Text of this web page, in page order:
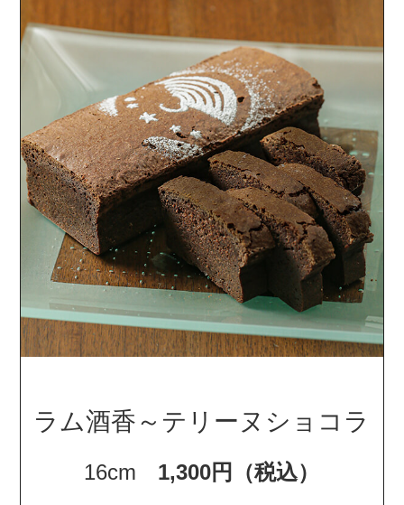
ラム酒香～テリーヌショコラ
16cm 1,300円（税込）